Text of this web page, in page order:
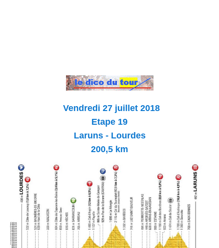
Vendredi 27 juillet 2018
Etape 19
Laruns - Lourdes
200,5 km